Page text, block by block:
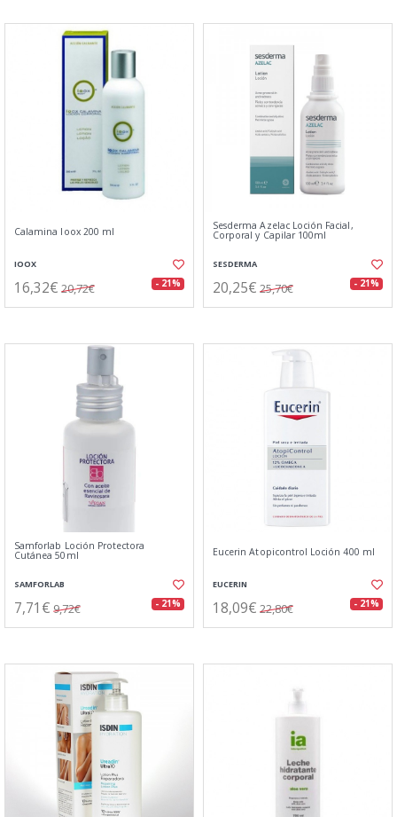
Calamina Ioox 200 ml
IOOX
16,32€ 20,72€ - 21%
Sesderma Azelac Loción Facial,
Corporal y Capilar 100ml
SESDERMA
20,25€ 25,70€ - 21%
Samforlab Loción Protectora
Cutánea 50ml
SAMFORLAB
7,71€ 9,72€ - 21%
Eucerin Atopicontrol Loción 400 ml
EUCERIN
18,09€ 22,80€ - 21%